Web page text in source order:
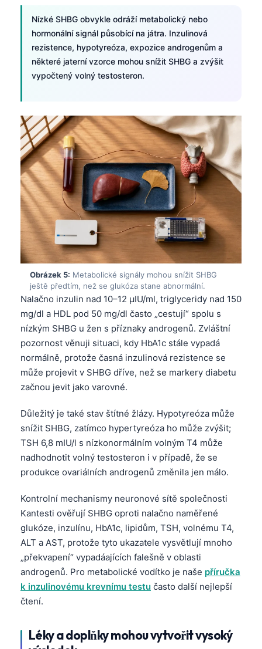
Nízké SHBG obvykle odráží metabolický nebo
hormonální signál působící na játra. Inzulinová
rezistence, hypotyreóza, expozice androgenům a
některé jaterní vzorce mohou snížit SHBG a zvýšit
vypočtený volný testosteron.
Obrázek 5: Metabolické signály mohou snížit SHBG
ještě předtím, než se glukóza stane abnormální.
Nalačno inzulin nad 10–12 µIU/ml, triglyceridy nad 150
mg/dl a HDL pod 50 mg/dl často „cestují“ spolu s
nízkým SHBG u žen s příznaky androgenů. Zvláštní
pozornost věnuji situaci, kdy HbA1c stále vypadá
normálně, protože časná inzulinová rezistence se
může projevit v SHBG dříve, než se markery diabetu
začnou jevit jako varovné.
Důležitý je také stav štítné žlázy. Hypotyreóza může
snížit SHBG, zatímco hypertyreóza ho může zvýšit;
TSH 6,8 mIU/l s nízkonormálním volným T4 může
nadhodnotit volný testosteron i v případě, že se
produkce ovariálních androgenů změnila jen málo.
Kontrolní mechanismy neuronové sítě společnosti
Kantesti ověřují SHBG oproti nalačno naměřené
glukóze, inzulínu, HbA1c, lipidům, TSH, volnému T4,
ALT a AST, protože tyto ukazatele vysvětlují mnoho
„překvapení“ vypadáajících falešně v oblasti
androgenů. Pro metabolické vodítko je naše příručka
k inzulinovému krevnímu testu často další nejlepší
čtení.
Léky a doplňky mohou vytvořit vysoký